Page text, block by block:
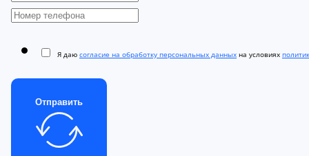
Я даю согласие на обработку персональных данных на условиях
Отправить